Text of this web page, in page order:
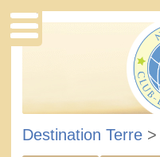
Destination Terre >